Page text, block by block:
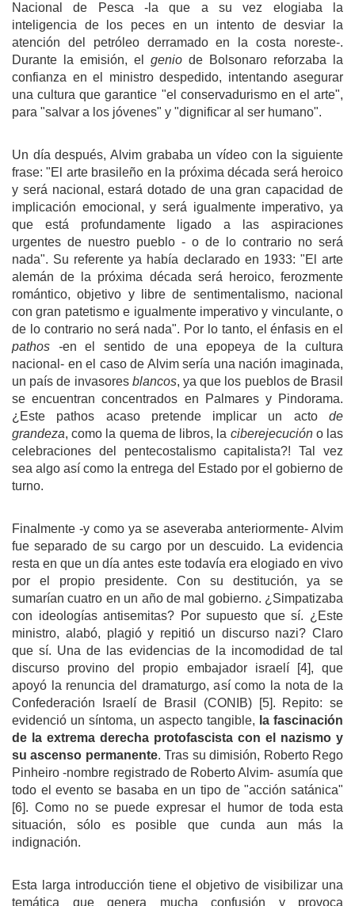
Nacional de Pesca -la que a su vez elogiaba la
inteligencia de los peces en un intento de desviar la
atención del petróleo derramado en la costa noreste-.
Durante la emisión, el genio de Bolsonaro reforzaba la
confianza en el ministro despedido, intentando asegurar
una cultura que garantice "el conservadurismo en el arte",
para "salvar a los jóvenes" y "dignificar al ser humano".
Un día después, Alvim grababa un vídeo con la siguiente
frase: "El arte brasileño en la próxima década será heroico
y será nacional, estará dotado de una gran capacidad de
implicación emocional, y será igualmente imperativo, ya
que está profundamente ligado a las aspiraciones
urgentes de nuestro pueblo - o de lo contrario no será
nada". Su referente ya había declarado en 1933: "El arte
alemán de la próxima década será heroico, ferozmente
romántico, objetivo y libre de sentimentalismo, nacional
con gran patetismo e igualmente imperativo y vinculante, o
de lo contrario no será nada". Por lo tanto, el énfasis en el
pathos -en el sentido de una epopeya de la cultura
nacional- en el caso de Alvim sería una nación imaginada,
un país de invasores blancos, ya que los pueblos de Brasil
se encuentran concentrados en Palmares y Pindorama.
¿Este pathos acaso pretende implicar un acto de
grandeza, como la quema de libros, la ciberejecucióno las
celebraciones del pentecostalismo capitalista?! Tal vez
sea algo así como la entrega del Estado por el gobierno de
turno.
Finalmente -y como ya se aseveraba anteriormente- Alvim
fue separado de su cargo por un descuido. La evidencia
resta en que un día antes este todavía era elogiado en vivo
por el propio presidente. Con su destitución, ya se
sumarían cuatro en un año de mal gobierno. ¿Simpatizaba
con ideologías antisemitas? Por supuesto que sí. ¿Este
ministro, alabó, plagió y repitió un discurso nazi? Claro
que sí. Una de las evidencias de la incomodidad de tal
discurso provino del propio embajador israelí [4], que
apoyó la renuncia del dramaturgo, así como la nota de la
Confederación Israelí de Brasil (CONIB) [5]. Repito: se
evidenció un síntoma, un aspecto tangible, la fascinación
de la extrema derecha protofascista con el nazismo y
su ascenso permanente. Tras su dimisión, Roberto Rego
Pinheiro -nombre registrado de Roberto Alvim- asumía que
todo el evento se basaba en un tipo de "acción satánica"
[6]. Como no se puede expresar el humor de toda esta
situación, sólo es posible que cunda aun más la
indignación.
Esta larga introducción tiene el objetivo de visibilizar una
temática que genera mucha confusión y provoca